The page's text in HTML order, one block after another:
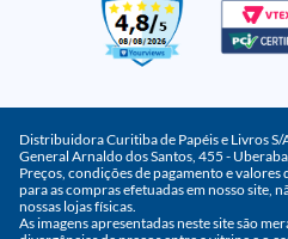
Distribuidora Curitiba de Papéis e Livros
General Arnaldo dos Santos, 455 -
Preços, condições de pagamento e
para as compras efetuadas em nosso site,
nossas lojas físicas.
As imagens apresentadas neste site são